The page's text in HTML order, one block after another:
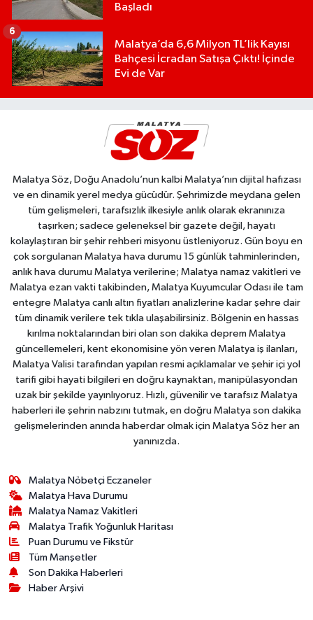
Başladı
Malatya’da 6,6 Milyon TL’lik Kayısı
Bahçesi İcradan Satışa Çıktı! İçinde
Evi de Var
6
Malatya Söz, Doğu Anadolu’nun kalbi Malatya’nın dijital hafızası
ve en dinamik yerel medya gücüdür. Şehrimizde meydana gelen
tüm gelişmeleri, tarafsızlık ilkesiyle anlık olarak ekranınıza
taşırken; sadece geleneksel bir gazete değil, hayatı
kolaylaştıran bir şehir rehberi misyonu üstleniyoruz. Gün boyu en
çok sorgulanan Malatya hava durumu 15 günlük tahminlerinden,
anlık hava durumu Malatya verilerine; Malatya namaz vakitleri ve
Malatya ezan vakti takibinden, Malatya Kuyumcular Odası ile tam
entegre Malatya canlı altın fiyatları analizlerine kadar şehre dair
tüm dinamik verilere tek tıkla ulaşabilirsiniz. Bölgenin en hassas
kırılma noktalarından biri olan son dakika deprem Malatya
güncellemeleri, kent ekonomisine yön veren Malatya iş ilanları,
Malatya Valisi tarafından yapılan resmi açıklamalar ve şehir içi yol
tarifi gibi hayati bilgileri en doğru kaynaktan, manipülasyondan
uzak bir şekilde yayınlıyoruz. Hızlı, güvenilir ve tarafsız Malatya
haberleri ile şehrin nabzını tutmak, en doğru Malatya son dakika
gelişmelerinden anında haberdar olmak için Malatya Söz her an
yanınızda.
Malatya Nöbetçi Eczaneler
Malatya Hava Durumu
Malatya Namaz Vakitleri
Malatya Trafik Yoğunluk Haritası
Puan Durumu ve Fikstür
Tüm Manşetler
Son Dakika Haberleri
Haber Arşivi